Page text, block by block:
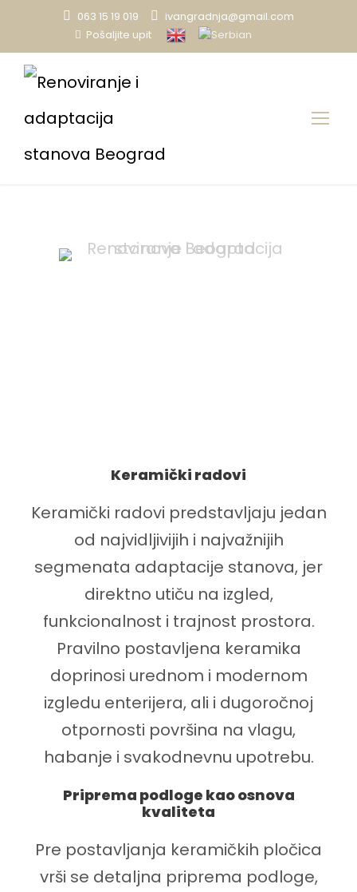
063 15 19 019
ivangradnja@gmail.com
Pošaljite upit
Keramički radovi
Keramički radovi predstavljaju jedan
od najvidljivijih i najvažnijih
segmenata adaptacije stanova, jer
direktno utiču na izgled,
funkcionalnost i trajnost prostora.
Pravilno postavljena keramika
doprinosi urednom i modernom
izgledu enterijera, ali i dugoročnoj
otpornosti površina na vlagu,
habanje i svakodnevnu upotrebu.
Priprema podloge kao osnova
kvaliteta
Pre postavljanja keramičkih pločica
vrši se detaljna priprema podloge,